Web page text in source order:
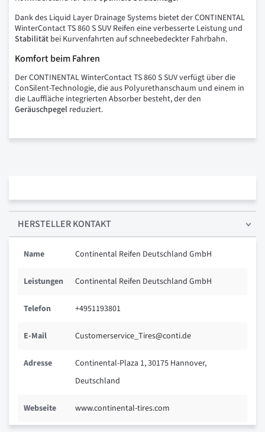
Dank des Liquid Layer Drainage Systems bietet der CONTINENTAL
WinterContact TS 860 S SUV Reifen eine verbesserte Leistung und
Stabilität bei Kurvenfahrten auf schneebedeckter Fahrbahn.
Komfort beim Fahren
Der CONTINENTAL WinterContact TS 860 S SUV verfügt über die
ConSilent-Technologie, die aus Polyurethanschaum und einem in
die Lauffläche integrierten Absorber besteht, der den
Geräuschpegel reduziert.
HERSTELLER KONTAKT
Name Continental Reifen Deutschland GmbH
Leistungen Continental Reifen Deutschland GmbH
Telefon +4951193801
E-Mail Customerservice_Tires@conti.de
Adresse
Continental-Plaza 1, 30175 Hannover,
Deutschland
Webseite www.continental-tires.com